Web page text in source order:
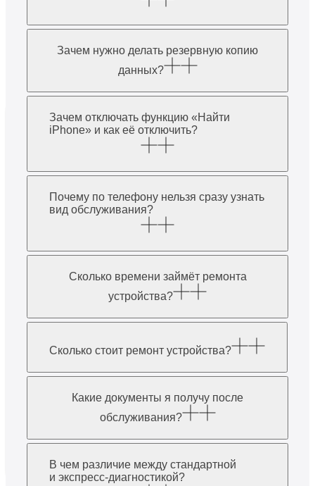
Зачем нужно делать резервную копию
данных?
Зачем отключать функцию «Найти
iPhone» и как её отключить?
Почему по телефону нельзя сразу узнать
вид обслуживания?
Сколько времени займёт ремонта
устройства?
Сколько стоит ремонт устройства?
Какие документы я получу после
обслуживания?
В чем различие между стандартной
и экспресс-диагностикой?